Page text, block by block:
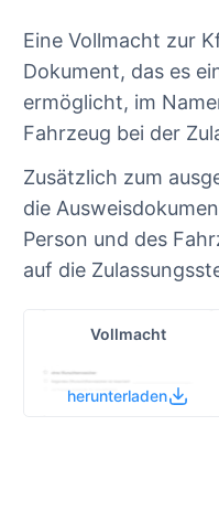
Eine Vollmacht zur
Dokument, das es
ermöglicht, im
Fahrzeug bei der
Zusätzlich zum
die
Person und des
auf die
Vollmacht
herunterladen